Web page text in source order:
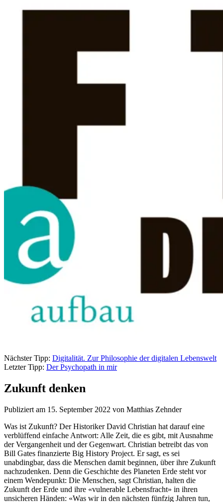
Nächster Tipp: Digitalität. Zur Philosophie der digitalen Lebenswelt
Letzter Tipp: Der Psychopath in mir
Zukunft denken
Publiziert am 15. September 2022 von Matthias Zehnder
Was ist Zukunft? Der Historiker David Christian hat darauf eine
verblüffend einfache Antwort: Alle Zeit, die es gibt, mit Ausnahme
der Vergangenheit und der Gegenwart. Christian betreibt das von
Bill Gates finanzierte Big History Project. Er sagt, es sei
unabdingbar, dass die Menschen damit beginnen, über ihre Zukunft
nachzudenken. Denn die Geschichte des Planeten Erde steht vor
einem Wendepunkt: Die Menschen, sagt Christian, halten die
Zukunft der Erde und ihre «vulnerable Lebensfracht» in ihren
unsicheren Händen: «Was wir in den nächsten fünfzig Jahren tun,